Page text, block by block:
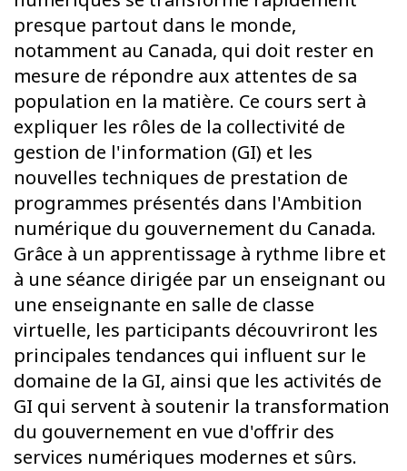
presque partout dans le monde,
notamment au Canada, qui doit rester en
mesure de répondre aux attentes de sa
population en la matière. Ce cours sert à
expliquer les rôles de la collectivité de
gestion de l'information (GI) et les
nouvelles techniques de prestation de
programmes présentés dans l'Ambition
numérique du gouvernement du Canada.
Grâce à un apprentissage à rythme libre et
à une séance dirigée par un enseignant ou
une enseignante en salle de classe
virtuelle, les participants découvriront les
principales tendances qui influent sur le
domaine de la GI, ainsi que les activités de
GI qui servent à soutenir la transformation
du gouvernement en vue d'offrir des
services numériques modernes et sûrs.